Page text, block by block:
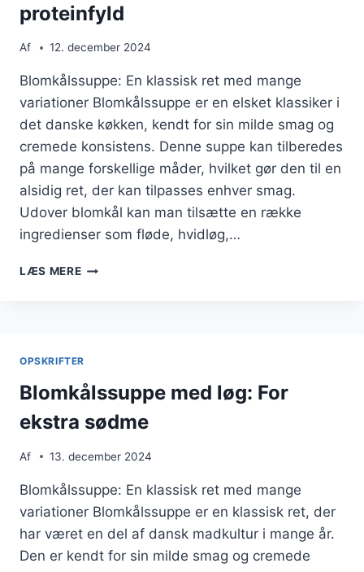
proteinfyld
Af 12. december 2024
Blomkålssuppe: En klassisk ret med mange
variationer Blomkålssuppe er en elsket klassiker i
det danske køkken, kendt for sin milde smag og
cremede konsistens. Denne suppe kan tilberedes
på mange forskellige måder, hvilket gør den til en
alsidig ret, der kan tilpasses enhver smag.
Udover blomkål kan man tilsætte en række
ingredienser som fløde, hvidløg,…
LÆS MEREBLOMKÅLSSUPPE
OPSKRIFTER
Blomkålssuppe med løg: For
ekstra sødme
Af 13. december 2024
Blomkålssuppe: En klassisk ret med mange
variationer Blomkålssuppe er en klassisk ret, der
har været en del af dansk madkultur i mange år.
Den er kendt for sin milde smag og cremede